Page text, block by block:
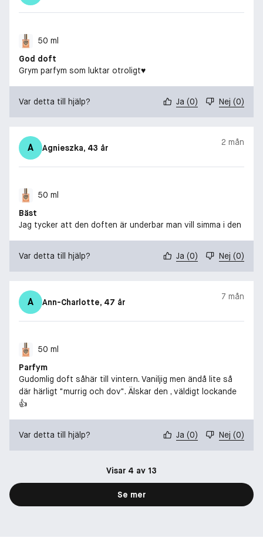
50 ml
God doft
Grym parfym som luktar otroligt♥️
Var detta till hjälp? Ja (0) Nej (0)
A Agnieszka, 43 år
2 mån
50 ml
Bäst
Jag tycker att den doften är underbar man vill simma i den
Var detta till hjälp? Ja (0) Nej (0)
A Ann-Charlotte, 47 år
7 mån
50 ml
Parfym
Gudomlig doft såhär till vintern. Vaniljig men ändå lite så
där härligt "murrig och dov". Älskar den , väldigt lockande
👍
Var detta till hjälp? Ja (0) Nej (0)
Visar 4 av 13
Se mer